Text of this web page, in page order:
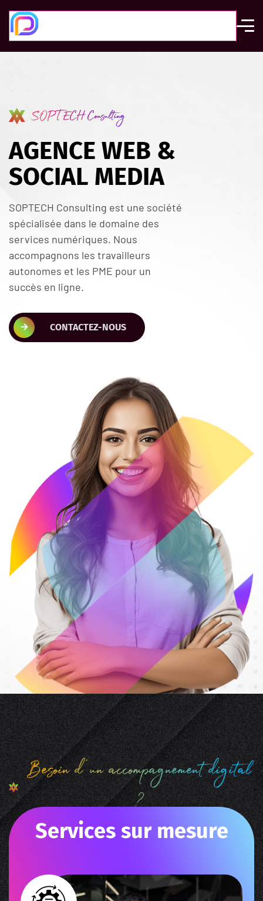
SOPTECH Consulting
AGENCE WEB &
SOCIAL MEDIA
SOPTECH Consulting est une société
spécialisée dans le domaine des
services numériques. Nous
accompagnons les travailleurs
autonomes et les PME pour un
succès en ligne.
CONTACTEZ-NOUS
Besoin d'un accompagnement digital
?
Services sur mesure